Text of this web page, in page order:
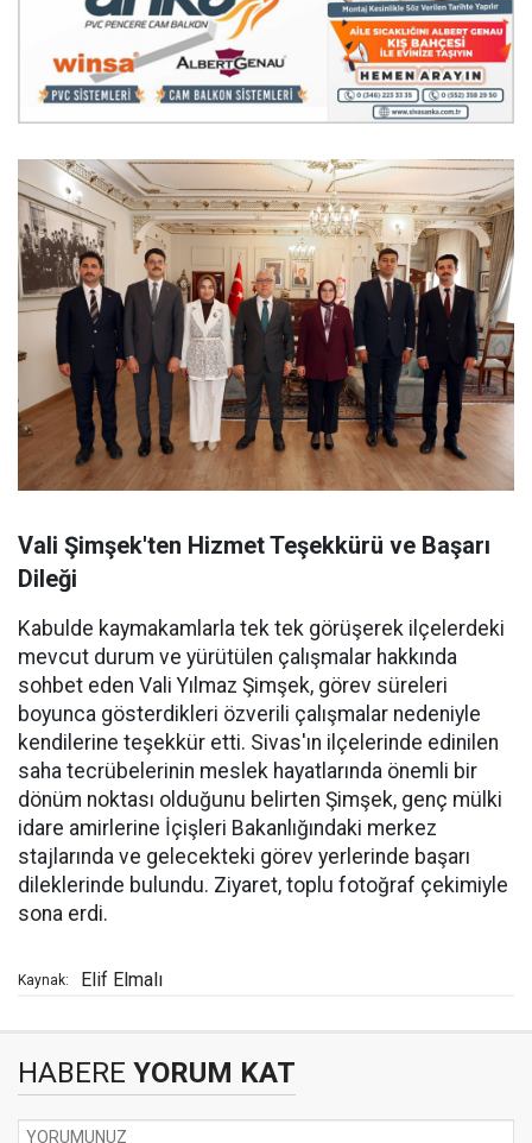
Vali Şimşek'ten Hizmet Teşekkürü ve Başarı
Dileği
Kabulde kaymakamlarla tek tek görüşerek ilçelerdeki
mevcut durum ve yürütülen çalışmalar hakkında
sohbet eden Vali Yılmaz Şimşek, görev süreleri
boyunca gösterdikleri özverili çalışmalar nedeniyle
kendilerine teşekkür etti. Sivas'ın ilçelerinde edinilen
saha tecrübelerinin meslek hayatlarında önemli bir
dönüm noktası olduğunu belirten Şimşek, genç mülki
idare amirlerine İçişleri Bakanlığındaki merkez
stajlarında ve gelecekteki görev yerlerinde başarı
dileklerinde bulundu. Ziyaret, toplu fotoğraf çekimiyle
sona erdi.
Kaynak: Elif Elmalı
HABERE YORUM KAT